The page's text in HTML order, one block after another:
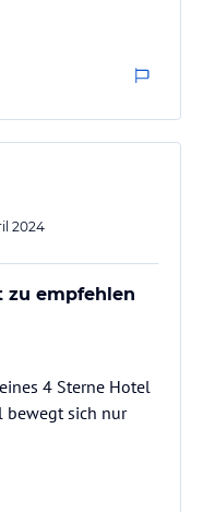
und es Luft nach
russischen Gästen
2024
zu empfehlen
4 Sterne Hotel
bewegt sich nur